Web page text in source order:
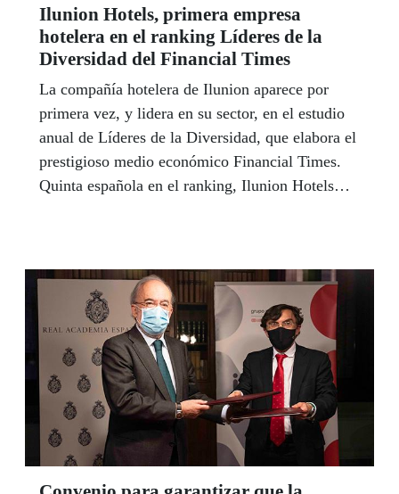
Ilunion Hotels, primera empresa
hotelera en el ranking Líderes de la
Diversidad del Financial Times
La compañía hotelera de Ilunion aparece por
primera vez, y lidera en su sector, en el estudio
anual de Líderes de la Diversidad, que elabora el
prestigioso medio económico Financial Times.
Quinta española en el ranking, Ilunion Hotels
plantillas en función del sexo, la edad, la etnia,
la discapacidad y la orientación sexual.